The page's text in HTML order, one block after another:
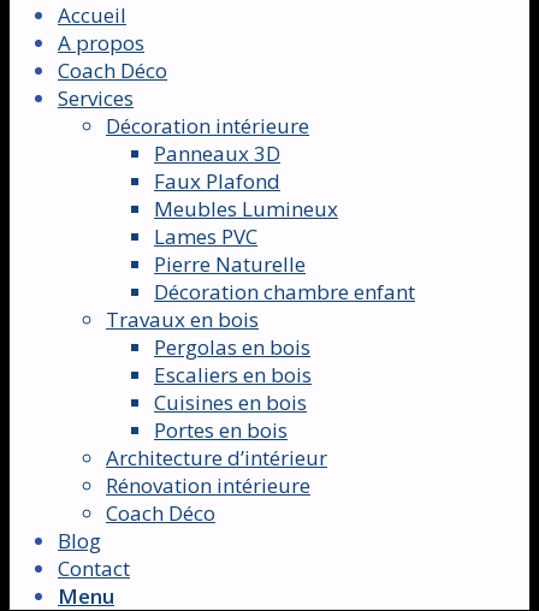
Accueil
A propos
Coach Déco
Services
Décoration intérieure
Panneaux 3D
Faux Plafond
Meubles Lumineux
Lames PVC
Pierre Naturelle
Décoration chambre enfant
Travaux en bois
Pergolas en bois
Escaliers en bois
Cuisines en bois
Portes en bois
Architecture d’intérieur
Rénovation intérieure
Coach Déco
Blog
Contact
Menu